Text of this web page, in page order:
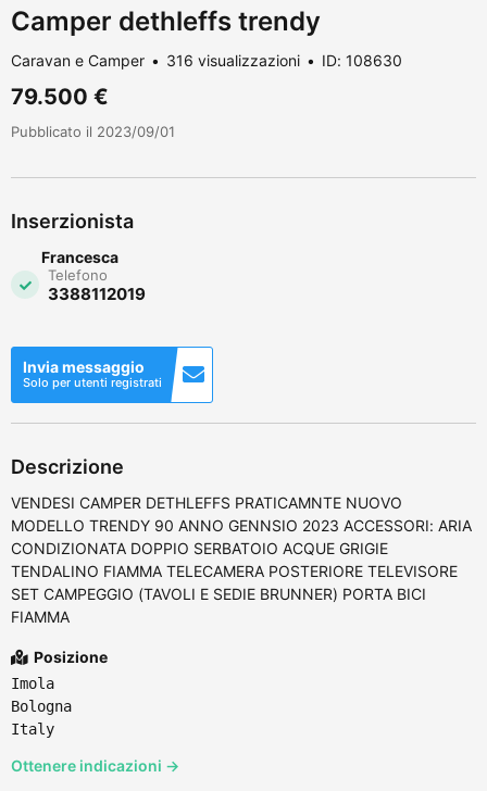
Camper dethleffs trendy
Caravan e Camper 316 visualizzazioni ID: 108630
79.500 €
Pubblicato il 2023/09/01
Inserzionista
Francesca
Telefono
3388112019
Invia messaggio
Solo per utenti registrati
Descrizione
VENDESI CAMPER DETHLEFFS PRATICAMNTE NUOVO
MODELLO TRENDY 90 ANNO GENNSIO 2023 ACCESSORI: ARIA
CONDIZIONATA DOPPIO SERBATOIO ACQUE GRIGIE
TENDALINO FIAMMA TELECAMERA POSTERIORE TELEVISORE
SET CAMPEGGIO (TAVOLI E SEDIE BRUNNER) PORTA BICI
FIAMMA
Posizione
Imola
Bologna
Italy
Ottenere indicazioni →